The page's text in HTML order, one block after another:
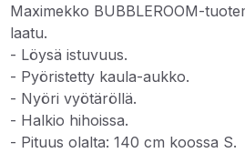
Maximekko BUBBLEROOM-
laatu.
- Löysä istuvuus.
- Pyöristetty kaula-aukko.
- Nyöri vyötäröllä.
- Halkio hihoissa.
- Pituus olalta: 140 cm koossa S.